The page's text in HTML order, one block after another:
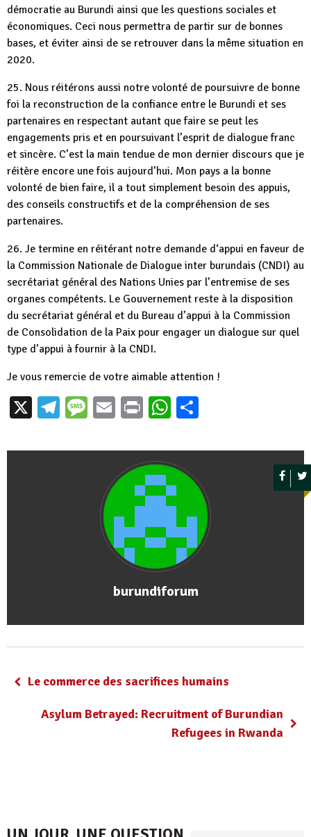
démocratie au Burundi ainsi que les questions sociales et
économiques. Ceci nous permettra de partir sur de bonnes
bases, et éviter ainsi de se retrouver dans la même situation en
2020.
25. Nous réitérons aussi notre volonté de poursuivre de bonne
foi la reconstruction de la confiance entre le Burundi et ses
partenaires en respectant autant que faire se peut les
engagements pris et en poursuivant l’esprit de dialogue franc
et sincère. C’est la main tendue de mon dernier discours que je
réitère encore une fois aujourd’hui. Mon pays a la bonne
volonté de bien faire, il a tout simplement besoin des appuis,
des conseils constructifs et de la compréhension de ses
partenaires.
26. Je termine en réitérant notre demande d‘appui en faveur de
la Commission Nationale de Dialogue inter burundais (CNDI) au
secrétariat général des Nations Unies par l’entremise de ses
organes compétents. Le Gouvernement reste à la disposition
du secrétariat général et du Bureau d’appui à la Commission
de Consolidation de la Paix pour engager un dialogue sur quel
type d’appui à fournir à la CNDI.
Je vous remercie de votre aimable attention !
X Telegram
Message
EmailPrintWhatsApp
burundiforum
Le commerce des sacrifices humains
Asylum Betrayed: Recruitment of Burundian
Refugees in Rwanda